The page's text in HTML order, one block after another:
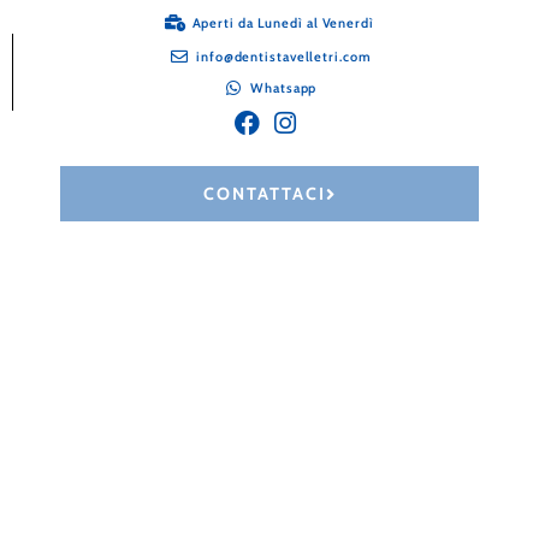
Aperti da Lunedì al Venerdì
info@dentistavelletri.com
Whatsapp
CONTATTACI